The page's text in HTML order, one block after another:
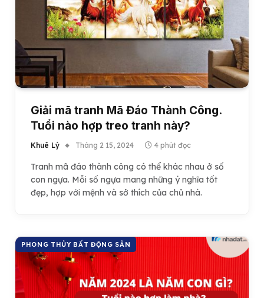
Giải mã tranh Mã Đáo Thành Công.
Tuổi nào hợp treo tranh này?
Khuê Lý Tháng 2 15, 2024 4 phút đọc
Tranh mã đáo thành công có thể khác nhau ở số
con ngựa. Mỗi số ngựa mang những ý nghĩa tốt
đẹp, hợp với mệnh và sở thích của chủ nhà.
PHONG THỦY BẤT ĐỘNG SẢN